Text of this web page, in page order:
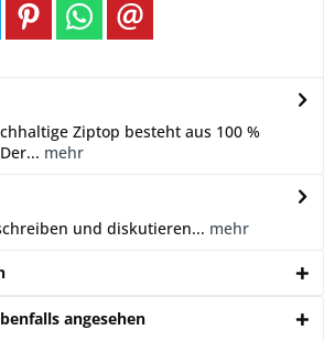
Ziptop besteht aus 100 %
mehr
und diskutieren... mehr
angesehen